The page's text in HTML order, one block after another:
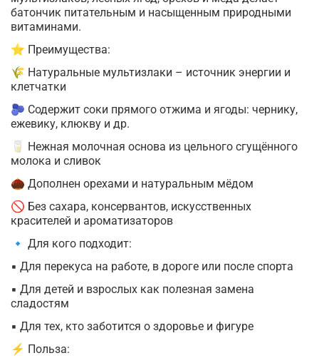
батончик питательным и насыщенным природными
витаминами.
⭐ Преимущества:
🌾 Натуральные мультизлаки – источник энергии и
клетчатки
🫐 Содержит соки прямого отжима и ягоды: чернику,
ежевику, клюкву и др.
🥛 Нежная молочная основа из цельного сгущённого
молока и сливок
🌰 Дополнен орехами и натуральным мёдом
🚫 Без сахара, консервантов, искусственных
красителей и ароматизаторов
🔹 Для кого подходит:
▪ Для перекуса на работе, в дороге или после спорта
▪ Для детей и взрослых как полезная замена
сладостям
▪ Для тех, кто заботится о здоровье и фигуре
⚡ Польза: